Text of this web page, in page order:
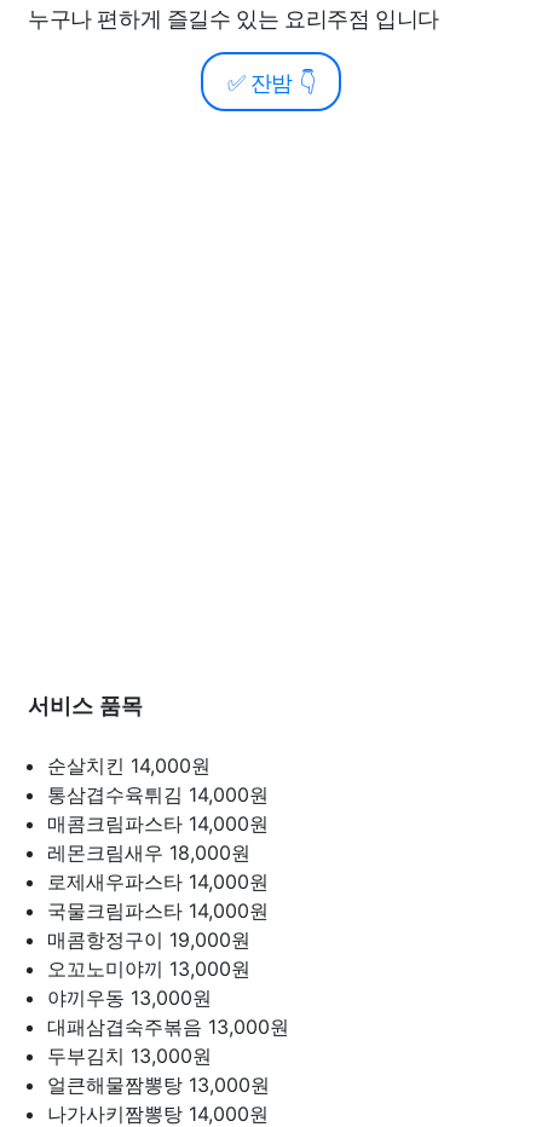
누구나 편하게 즐길수 있는 요리주점 입니다
✅잔밤 👇
서비스 품목
순살치킨 14,000원
통삼겹수육튀김 14,000원
매콤크림파스타 14,000원
레몬크림새우 18,000원
로제새우파스타 14,000원
국물크림파스타 14,000원
매콤항정구이 19,000원
오꼬노미야끼 13,000원
야끼우동 13,000원
대패삼겹숙주볶음 13,000원
두부김치 13,000원
얼큰해물짬뽕탕 13,000원
나가사키짬뽕탕 14,000원